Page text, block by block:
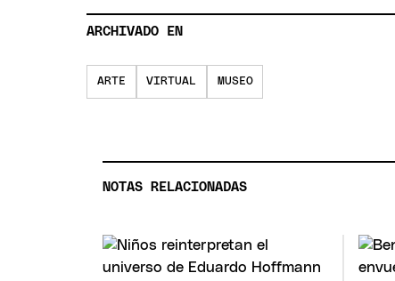
ARCHIVADO EN
ARTE VIRTUAL MUSEO
NOTAS RELACIONADAS